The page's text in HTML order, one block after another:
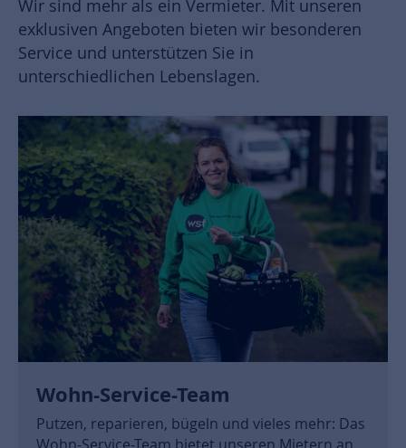
Wir sind mehr als ein Vermieter. Mit unseren
exklusiven Angeboten bieten wir besonderen
Service und unterstützen Sie in
unterschiedlichen Lebenslagen.
Wohn-Service-Team
Putzen, reparieren, bügeln und vieles mehr: Das